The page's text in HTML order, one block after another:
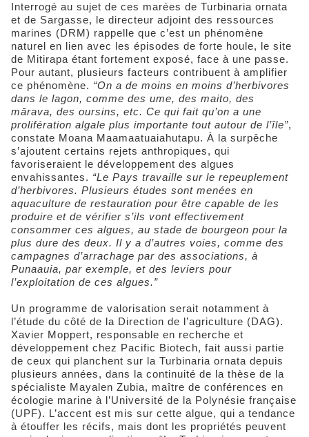
Interrogé au sujet de ces marées de Turbinaria ornata
et de Sargasse, le directeur adjoint des ressources
marines (DRM) rappelle que c’est un phénomène
naturel en lien avec les épisodes de forte houle, le site
de Mitirapa étant fortement exposé, face à une passe.
Pour autant, plusieurs facteurs contribuent à amplifier
ce phénomène. “On a de moins en moins d’herbivores
dans le lagon, comme des ume, des maito, des
mārava, des oursins, etc. Ce qui fait qu’on a une
prolifération algale plus importante tout autour de l’île”,
constate Moana Maamaatuaiahutapu. À la surpêche
s’ajoutent certains rejets anthropiques, qui
favoriseraient le développement des algues
envahissantes. “Le Pays travaille sur le repeuplement
d’herbivores. Plusieurs études sont menées en
aquaculture de restauration pour être capable de les
produire et de vérifier s’ils vont effectivement
consommer ces algues, au stade de bourgeon pour la
plus dure des deux. Il y a d’autres voies, comme des
campagnes d’arrachage par des associations, à
Punaauia, par exemple, et des leviers pour
l’exploitation de ces algues.”
Un programme de valorisation serait notamment à
l’étude du côté de la Direction de l’agriculture (DAG).
Xavier Moppert, responsable en recherche et
développement chez Pacific Biotech, fait aussi partie
de ceux qui planchent sur la Turbinaria ornata depuis
plusieurs années, dans la continuité de la thèse de la
spécialiste Mayalen Zubia, maître de conférences en
écologie marine à l’Université de la Polynésie française
(UPF). L’accent est mis sur cette algue, qui a tendance
à étouffer les récifs, mais dont les propriétés peuvent